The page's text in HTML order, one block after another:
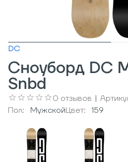
DC
Сноуборд DC
Snbd
0 отзывов |
Пол:
МужcкойЦвет: 159